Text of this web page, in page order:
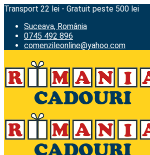
Transport 22 lei - Gratuit peste 500 lei
Suceava, România
0745 492 896
comenzileonline@yahoo.com